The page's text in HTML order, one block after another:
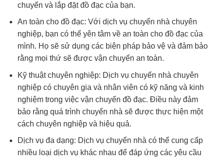
chuyển và lắp đặt đồ đạc của bạn.
An toàn cho đồ đạc: Với dịch vụ chuyển nhà chuyên
nghiệp, bạn có thể yên tâm về an toàn cho đồ đạc của
mình. Họ sẽ sử dụng các biện pháp bảo vệ và đảm bảo
rằng mọi thứ sẽ được vận chuyển an toàn.
Kỹ thuật chuyên nghiệp: Dịch vụ chuyển nhà chuyên
nghiệp có chuyên gia và nhân viên có kỹ năng và kinh
nghiệm trong việc vận chuyển đồ đạc. Điều này đảm
bảo rằng quá trình chuyển nhà sẽ được thực hiện một
cách chuyên nghiệp và hiệu quả.
Dịch vụ đa dạng: Dịch vụ chuyển nhà có thể cung cấp
nhiều loại dịch vụ khác nhau để đáp ứng các yêu cầu